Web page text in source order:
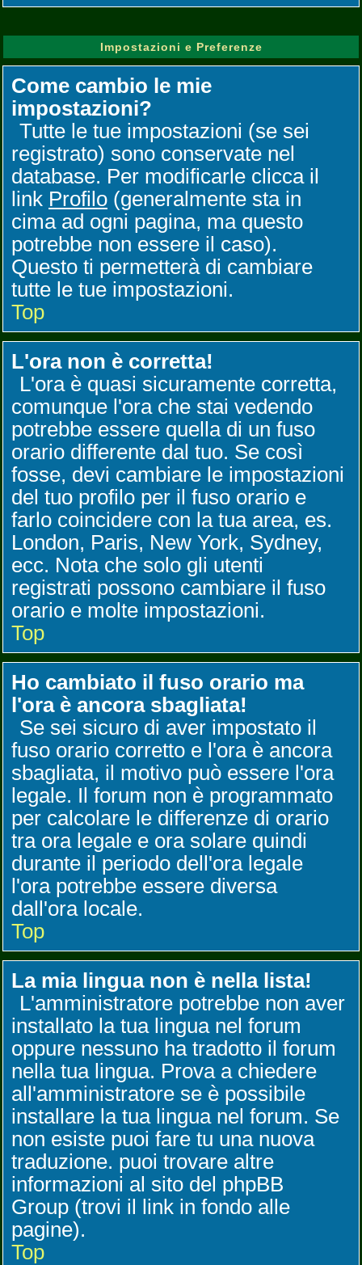
Impostazioni e Preferenze
Come cambio le mie
impostazioni?
Tutte le tue impostazioni (se sei
registrato) sono conservate nel
database. Per modificarle clicca il
link Profilo (generalmente sta in
cima ad ogni pagina, ma questo
potrebbe non essere il caso).
Questo ti permetterà di cambiare
tutte le tue impostazioni.
Top
L'ora non è corretta!
L'ora è quasi sicuramente corretta,
comunque l'ora che stai vedendo
potrebbe essere quella di un fuso
orario differente dal tuo. Se così
fosse, devi cambiare le impostazioni
del tuo profilo per il fuso orario e
farlo coincidere con la tua area, es.
London, Paris, New York, Sydney,
ecc. Nota che solo gli utenti
registrati possono cambiare il fuso
orario e molte impostazioni.
Top
Ho cambiato il fuso orario ma
l'ora è ancora sbagliata!
Se sei sicuro di aver impostato il
fuso orario corretto e l'ora è ancora
sbagliata, il motivo può essere l'ora
legale. Il forum non è programmato
per calcolare le differenze di orario
tra ora legale e ora solare quindi
durante il periodo dell'ora legale
l'ora potrebbe essere diversa
dall'ora locale.
Top
La mia lingua non è nella lista!
L'amministratore potrebbe non aver
installato la tua lingua nel forum
oppure nessuno ha tradotto il forum
nella tua lingua. Prova a chiedere
all'amministratore se è possibile
installare la tua lingua nel forum. Se
non esiste puoi fare tu una nuova
traduzione. puoi trovare altre
informazioni al sito del phpBB
Group (trovi il link in fondo alle
pagine).
Top